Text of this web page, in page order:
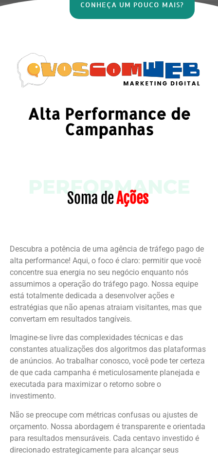
CONHEÇA UM POUCO MAIS?
Alta Performance de
Campanhas
Soma deAções
Descubra a potência de uma agência de tráfego pago de
alta performance! Aqui, o foco é claro: permitir que você
concentre sua energia no seu negócio enquanto nós
assumimos a operação do tráfego pago. Nossa equipe
está totalmente dedicada a desenvolver ações e
estratégias que não apenas atraiam visitantes, mas que
convertam em resultados tangíveis.
Imagine-se livre das complexidades técnicas e das
constantes atualizações dos algoritmos das plataformas
de anúncios. Ao trabalhar conosco, você pode ter certeza
de que cada campanha é meticulosamente planejada e
executada para maximizar o retorno sobre o
investimento.
Não se preocupe com métricas confusas ou ajustes de
orçamento. Nossa abordagem é transparente e orientada
para resultados mensuráveis. Cada centavo investido é
direcionado estrategicamente para alcançar seus